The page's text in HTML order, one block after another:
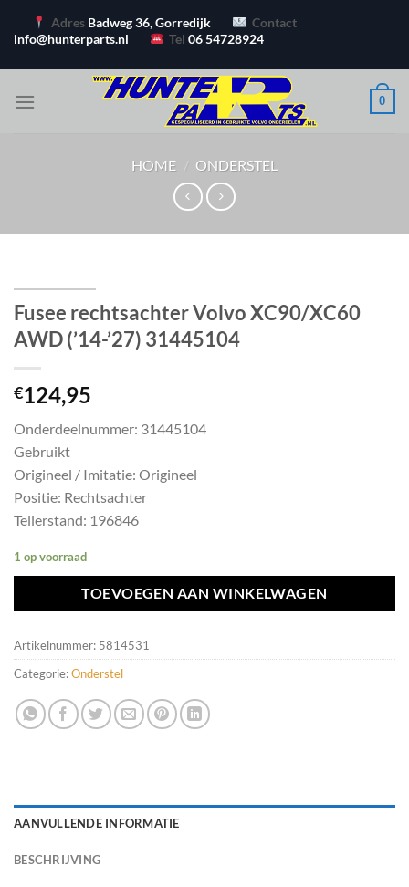
naar
Adres Badweg 36, Gorredijk
Contact
info@hunterparts.nl
Tel06 54728924
0
HOME / ONDERSTEL
Fusee rechtsachter Volvo XC90/XC60
AWD (’14-’27) 31445104
€124,95
Onderdeelnummer: 31445104
Gebruikt
Origineel / Imitatie: Origineel
Positie: Rechtsachter
Tellerstand: 196846
1 op voorraad
TOEVOEGEN AAN WINKELWAGEN
Artikelnummer: 5814531
Categorie:Onderstel
AANVULLENDE INFORMATIE
BESCHRIJVING